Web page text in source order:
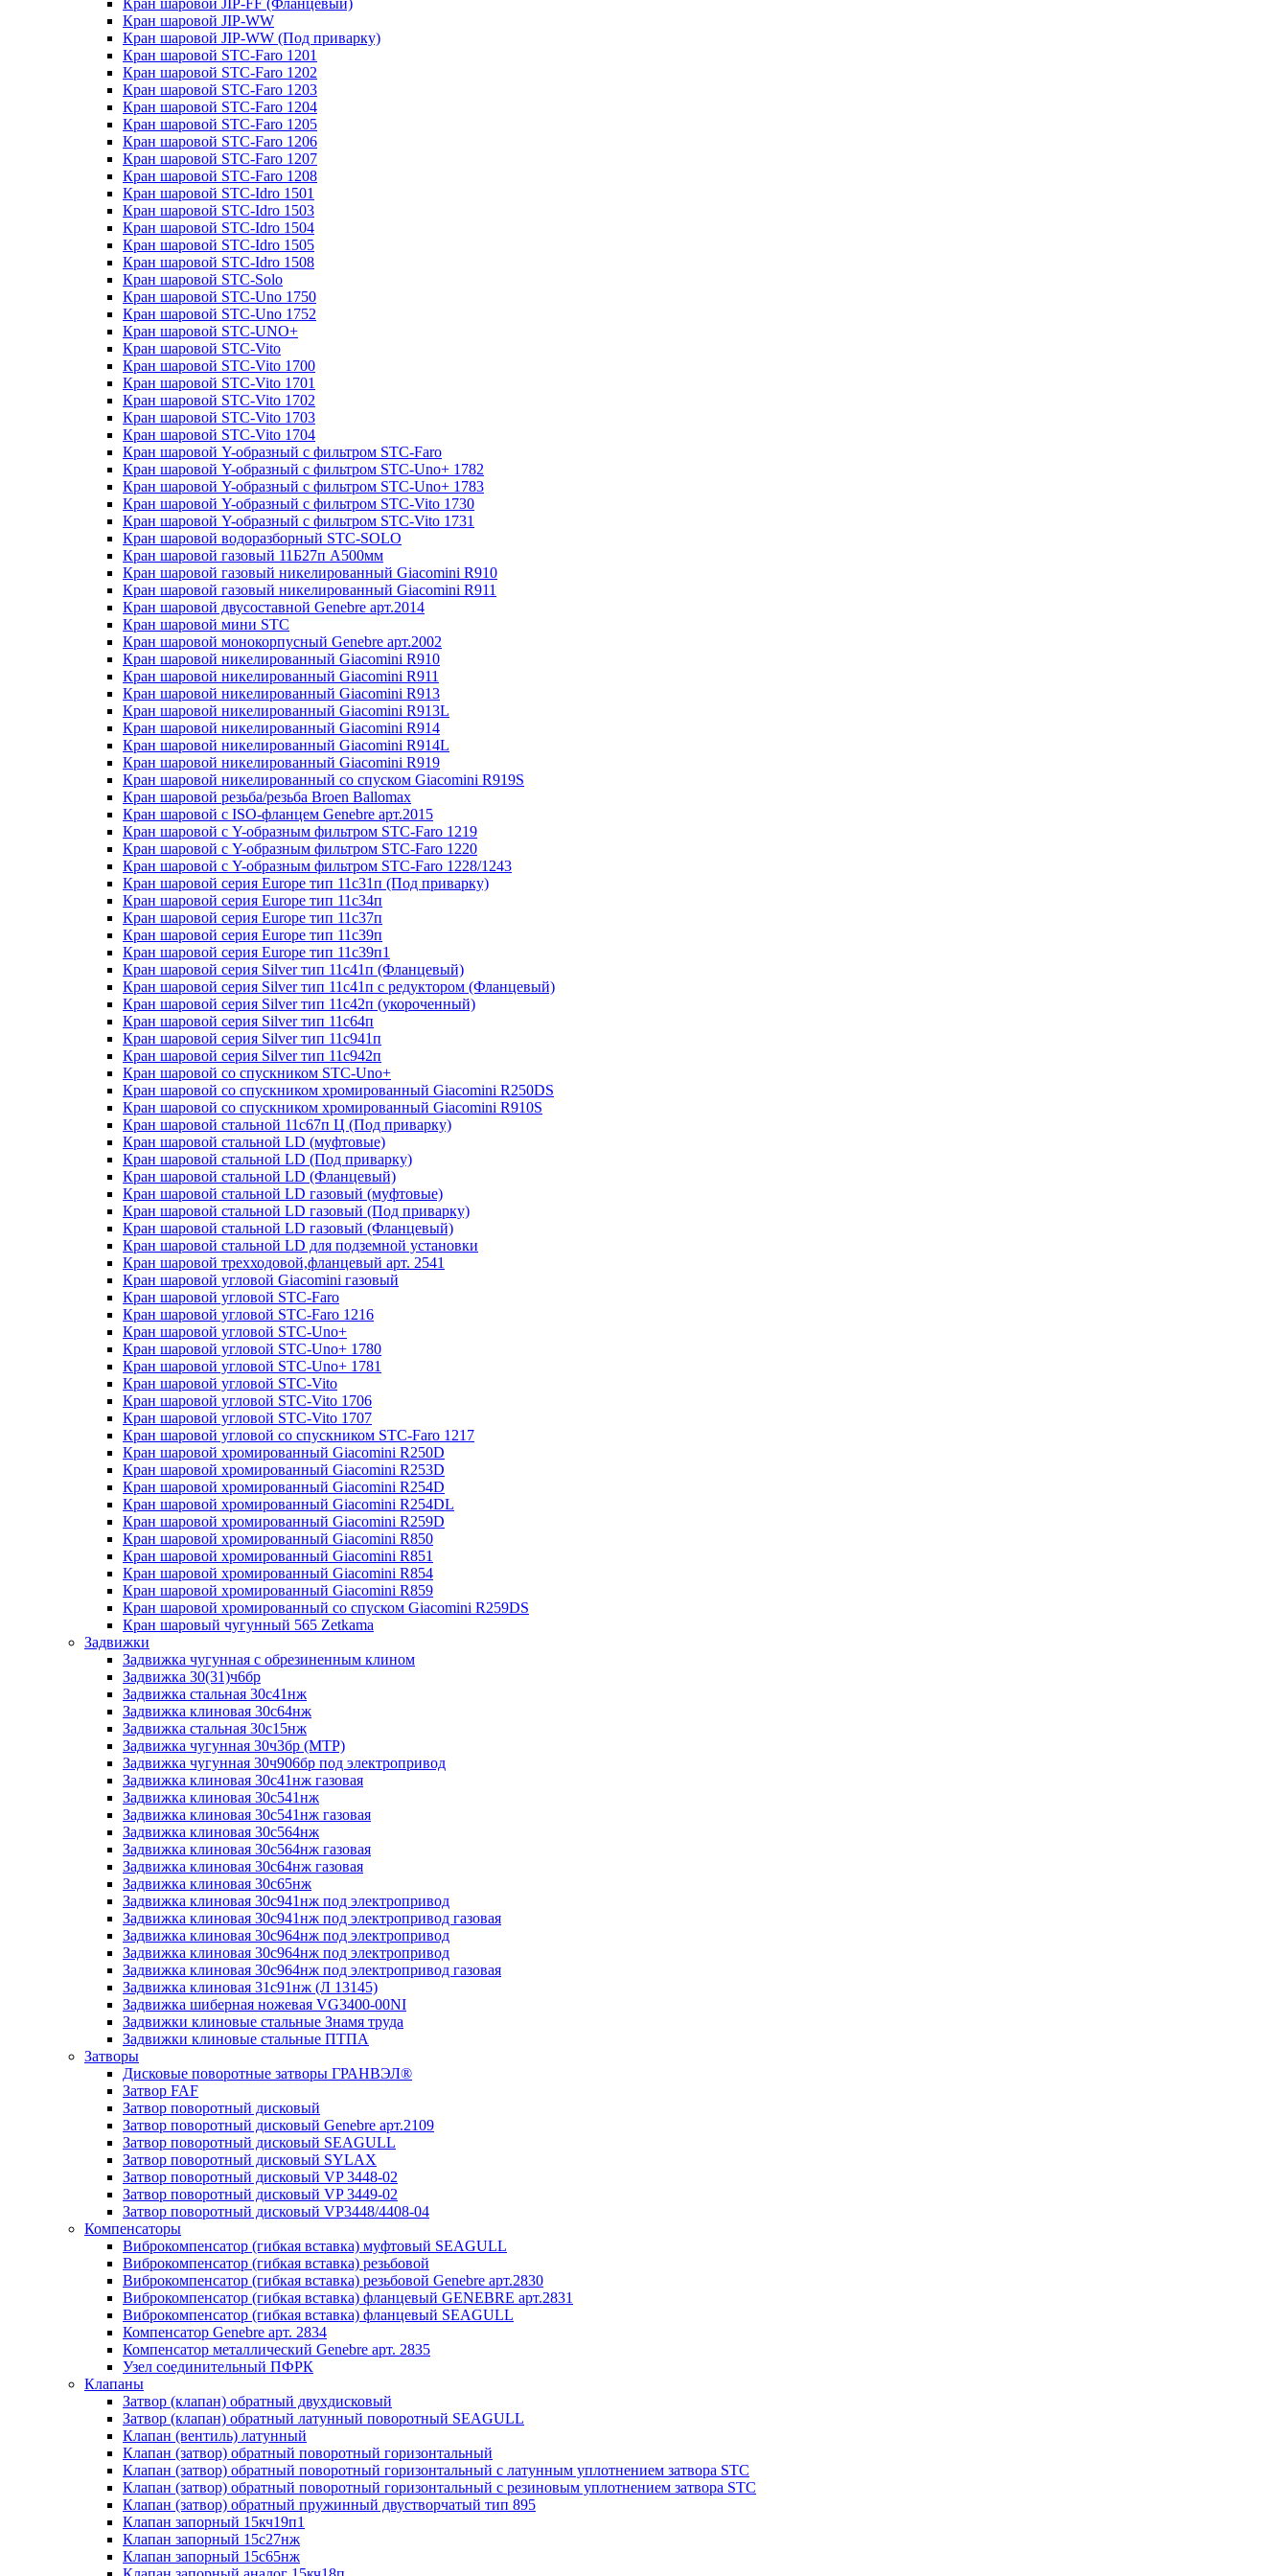
Кран шаровой JIP-FF (Фланцевый)
Кран шаровой JIP-WW
Кран шаровой JIP-WW (Под приварку)
Кран шаровой STC-Faro 1201
Кран шаровой STC-Faro 1202
Кран шаровой STC-Faro 1203
Кран шаровой STC-Faro 1204
Кран шаровой STC-Faro 1205
Кран шаровой STC-Faro 1206
Кран шаровой STC-Faro 1207
Кран шаровой STC-Faro 1208
Кран шаровой STC-Idro 1501
Кран шаровой STC-Idro 1503
Кран шаровой STC-Idro 1504
Кран шаровой STC-Idro 1505
Кран шаровой STC-Idro 1508
Кран шаровой STC-Solo
Кран шаровой STC-Uno 1750
Кран шаровой STC-Uno 1752
Кран шаровой STC-UNO+
Кран шаровой STC-Vito
Кран шаровой STC-Vito 1700
Кран шаровой STC-Vito 1701
Кран шаровой STC-Vito 1702
Кран шаровой STC-Vito 1703
Кран шаровой STC-Vito 1704
Кран шаровой Y-образный с фильтром STC-Faro
Кран шаровой Y-образный с фильтром STC-Uno+ 1782
Кран шаровой Y-образный с фильтром STC-Uno+ 1783
Кран шаровой Y-образный с фильтром STC-Vito 1730
Кран шаровой Y-образный с фильтром STC-Vito 1731
Кран шаровой водоразборный STC-SOLO
Кран шаровой газовый 11Б27п А500мм
Кран шаровой газовый никелированный Giacomini R910
Кран шаровой газовый никелированный Giacomini R911
Кран шаровой двусоставной Genebre арт.2014
Кран шаровой мини STC
Кран шаровой монокорпусный Genebre арт.2002
Кран шаровой никелированный Giacomini R910
Кран шаровой никелированный Giacomini R911
Кран шаровой никелированный Giacomini R913
Кран шаровой никелированный Giacomini R913L
Кран шаровой никелированный Giacomini R914
Кран шаровой никелированный Giacomini R914L
Кран шаровой никелированный Giacomini R919
Кран шаровой никелированный со спуском Giacomini R919S
Кран шаровой резьба/резьба Broen Ballomax
Кран шаровой с ISO-фланцем Genebre арт.2015
Кран шаровой с Y-образным фильтром STC-Faro 1219
Кран шаровой с Y-образным фильтром STC-Faro 1220
Кран шаровой с Y-образным фильтром STC-Faro 1228/1243
Кран шаровой серия Europe тип 11с31п (Под приварку)
Кран шаровой серия Europe тип 11с34п
Кран шаровой серия Europe тип 11с37п
Кран шаровой серия Europe тип 11с39п
Кран шаровой серия Europe тип 11с39п1
Кран шаровой серия Silver тип 11с41п (Фланцевый)
Кран шаровой серия Silver тип 11с41п с редуктором (Фланцевый)
Кран шаровой серия Silver тип 11с42п (укороченный)
Кран шаровой серия Silver тип 11с64п
Кран шаровой серия Silver тип 11с941п
Кран шаровой серия Silver тип 11с942п
Кран шаровой со спускником STC-Uno+
Кран шаровой со спускником хромированный Giacomini R250DS
Кран шаровой со спускником хромированный Giacomini R910S
Кран шаровой стальной 11с67п Ц (Под приварку)
Кран шаровой стальной LD (муфтовые)
Кран шаровой стальной LD (Под приварку)
Кран шаровой стальной LD (Фланцевый)
Кран шаровой стальной LD газовый (муфтовые)
Кран шаровой стальной LD газовый (Под приварку)
Кран шаровой стальной LD газовый (Фланцевый)
Кран шаровой стальной LD для подземной установки
Кран шаровой трехходовой,фланцевый арт. 2541
Кран шаровой угловой Giacomini газовый
Кран шаровой угловой STC-Faro
Кран шаровой угловой STC-Faro 1216
Кран шаровой угловой STC-Uno+
Кран шаровой угловой STC-Uno+ 1780
Кран шаровой угловой STC-Uno+ 1781
Кран шаровой угловой STC-Vito
Кран шаровой угловой STC-Vito 1706
Кран шаровой угловой STC-Vito 1707
Кран шаровой угловой со спускником STC-Faro 1217
Кран шаровой хромированный Giacomini R250D
Кран шаровой хромированный Giacomini R253D
Кран шаровой хромированный Giacomini R254D
Кран шаровой хромированный Giacomini R254DL
Кран шаровой хромированный Giacomini R259D
Кран шаровой хромированный Giacomini R850
Кран шаровой хромированный Giacomini R851
Кран шаровой хромированный Giacomini R854
Кран шаровой хромированный Giacomini R859
Кран шаровой хромированный со спуском Giacomini R259DS
Кран шаровый чугунный 565 Zetkama
Задвижки
Задвижка чугунная с обрезиненным клином
Задвижка 30(31)ч6бр
Задвижка стальная 30с41нж
Задвижка клиновая 30с64нж
Задвижка стальная 30с15нж
Задвижка чугунная 30ч3бр (МТР)
Задвижка чугунная 30ч906бр под электропривод
Задвижка клиновая 30с41нж газовая
Задвижка клиновая 30с541нж
Задвижка клиновая 30с541нж газовая
Задвижка клиновая 30с564нж
Задвижка клиновая 30с564нж газовая
Задвижка клиновая 30с64нж газовая
Задвижка клиновая 30с65нж
Задвижка клиновая 30с941нж под электропривод
Задвижка клиновая 30с941нж под электропривод газовая
Задвижка клиновая 30с964нж под электропривод
Задвижка клиновая 30с964нж под электропривод
Задвижка клиновая 30с964нж под электропривод газовая
Задвижка клиновая 31с91нж (Л 13145)
Задвижка шиберная ножевая VG3400-00NI
Задвижки клиновые стальные Знамя труда
Задвижки клиновые стальные ПТПА
Затворы
Дисковые поворотные затворы ГРАНВЭЛ®
Затвор FAF
Затвор поворотный дисковый
Затвор поворотный дисковый Genebre арт.2109
Затвор поворотный дисковый SEAGULL
Затвор поворотный дисковый SYLAX
Затвор поворотный дисковый VP 3448-02
Затвор поворотный дисковый VP 3449-02
Затвор поворотный дисковый VP3448/4408-04
Компенсаторы
Виброкомпенсатор (гибкая вставка) муфтовый SEAGULL
Виброкомпенсатор (гибкая вставка) резьбовой
Виброкомпенсатор (гибкая вставка) резьбовой Genebre арт.2830
Виброкомпенсатор (гибкая вставка) фланцевый GENEBRE арт.2831
Виброкомпенсатор (гибкая вставка) фланцевый SEAGULL
Компенсатор Genebre арт. 2834
Компенсатор металлический Genebre арт. 2835
Узел соединительный ПФРК
Клапаны
Затвор (клапан) обратный двухдисковый
Затвор (клапан) обратный латунный поворотный SEAGULL
Клапан (вентиль) латунный
Клапан (затвор) обратный поворотный горизонтальный
Клапан (затвор) обратный поворотный горизонтальный с латунным уплотнением затвора STC
Клапан (затвор) обратный поворотный горизонтальный с резиновым уплотнением затвора STC
Клапан (затвор) обратный пружинный двустворчатый тип 895
Клапан запорный 15кч19п1
Клапан запорный 15с27нж
Клапан запорный 15с65нж